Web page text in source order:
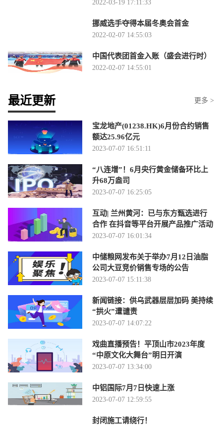
2022-03-19 17:11:33
挪威选手夺得本届冬奥会首金
2022-02-07 14:55:03
中国代表团首金入账（盛会进行时）
2022-02-07 14:55:01
最近更新 更多 >
宝龙地产(01238.HK)6月份合约销售
额达25.96亿元
2023-07-07 16:51:11
“八连增”！6月央行黄金储备环比上
升68万盎司
2023-07-07 16:25:05
互动| 兰州黄河：已与东方甄选进行
合作 在抖音等平台开展产品推广活动
2023-07-07 16:01:34
中储粮网发布关于举办7月12日油脂
公司大豆竞价销售专场的公告
2023-07-07 15:11:38
新闻链接：供乌武器层层加码 美持续
“拱火”遭谴责
2023-07-07 14:07:22
戏曲直播预告！平顶山市2023年度
“中原文化大舞台”明日开演
2023-07-07 13:34:00
中铝国际7月7日快速上涨
2023-07-07 12:59:55
封闭施工请绕行！